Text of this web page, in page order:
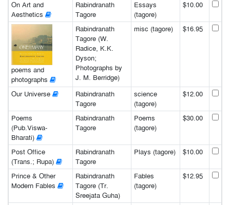
On Art and
Aesthetics
Rabindranath
Tagore
Essays
(tagore)
$10.00
poems and
photographs
Rabindranath
Tagore (W.
Radice, K.K.
Dyson;
Photographs by
J. M. Berridge)
misc (tagore) $16.95
Our Universe
Rabindranath
Tagore
science
(tagore)
$12.00
Poems
(Pub.Viswa-
Bharati)
Rabindranath
Tagore
Poems
(tagore)
$30.00
Post Office
(Trans.; Rupa)
Rabindranath
Tagore
Plays (tagore) $10.00
Prince & Other
Modern Fables
Rabindranath
Tagore (Tr.
Sreejata Guha)
Fables
(tagore)
$12.95